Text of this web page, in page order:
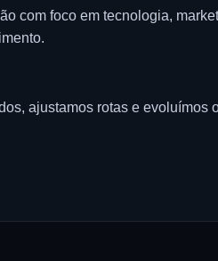
com foco em tecnologia,
ajustamos rotas e evoluímos